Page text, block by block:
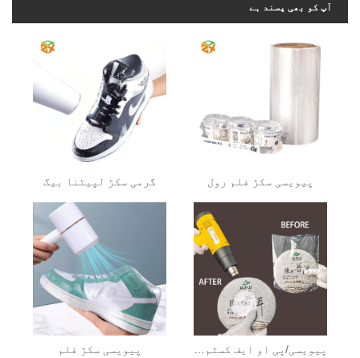
آپ کو بھی پسند ہے
گرمی سکڑ لپیٹنا بیگ پیویسی سکڑ فلم رول
پیویسی سکڑ فلم پیویسی/پی او ایف کسٹم سکڑ بیگ